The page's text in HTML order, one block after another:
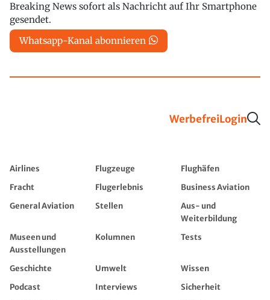
Breaking News sofort als Nachricht auf Ihr Smartphone
gesendet.
Whatsapp-Kanal abonnieren
WerbefreiLogin
Airlines Flugzeuge
Flughäfen
Fracht
Flugerlebnis
Business Aviation
General Aviation
Stellen
Aus- und
Weiterbildung
Museen und
Ausstellungen
Kolumnen Tests
Geschichte Umwelt
Wissen
Podcast
Interviews
Sicherheit